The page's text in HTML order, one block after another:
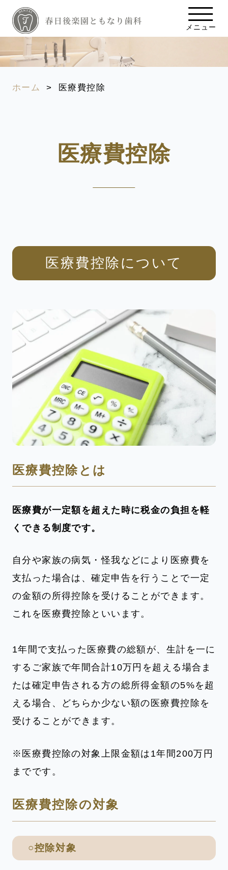
メニュー
ホーム 医療費控除
医療費控除
医療費控除について
医療費控除とは
医療費が一定額を超えた時に税金の負担を軽
くできる制度です。
自分や家族の病気・怪我などにより医療費を
支払った場合は、確定申告を行うことで一定
の金額の所得控除を受けることができます。
これを医療費控除といいます。
1年間で支払った医療費の総額が、生計を一に
するご家族で年間合計10万円を超える場合ま
たは確定申告される方の総所得金額の5%を超
える場合、どちらか少ない額の医療費控除を
受けることができます。
※医療費控除の対象上限金額は1年間200万円
までです。
医療費控除の対象
○控除対象